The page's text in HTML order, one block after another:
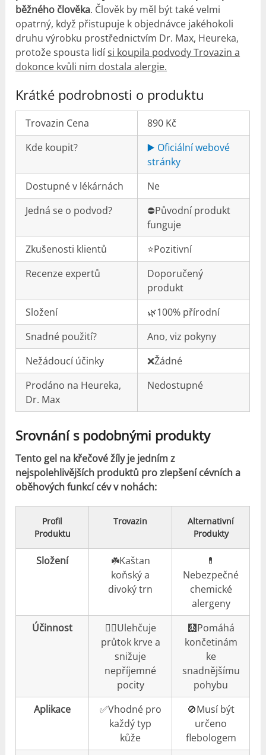
běžného člověka. Člověk by měl být také velmi
opatrný, když přistupuje k objednávce jakéhokoli
druhu výrobku prostřednictvím Dr. Max, Heureka,
protože spousta lidísi koupila podvody Trovazin a
dokonce kvůli nim dostala alergie.
Krátké podrobnosti o produktu
Trovazin Cena
890 Kč
Kde koupit?
▶️ Oficiální webové
stránky
Dostupné v lékárnách
Ne
Jedná se o podvod?
⛔️Původní produkt
funguje
Zkušenosti klientů
⭐️Pozitivní
Recenze expertů
Doporučený
produkt
Složení
🌿100% přírodní
Snadné použití?
Ano, viz pokyny
Nežádoucí účinky
❌Žádné
Prodáno na Heureka,
Dr. Max
Nedostupné
Srovnání s podobnými produkty
Tento gel na křečové žíly je jedním z
nejspolehlivějších produktů pro zlepšení cévních a
oběhových funkcí cév v nohách:
Profil
Produktu
Trovazin
Alternativní
Produkty
Složení
☘️Kaštan
koňský a
divoký trn
💊
Nebezpečné
chemické
alergeny
Účinnost
👍🏼Ulehčuje
průtok krve a
snižuje
nepříjemné
pocity
🩻Pomáhá
končetinám
ke
snadnějšímu
pohybu
Aplikace
✅Vhodné pro
každý typ
kůže
🚫Musí být
určeno
flebologem